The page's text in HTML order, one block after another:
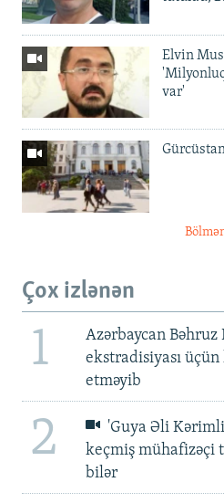
Elvin
var'
Çox izlənən
1
Azərbaycan Bəhruz
ekstradisiyası
etməyib
2
'Guya Əli
keçmiş mühafizəçi
bilər